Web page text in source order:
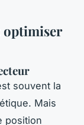
optimiser
souvent la
Mais
position